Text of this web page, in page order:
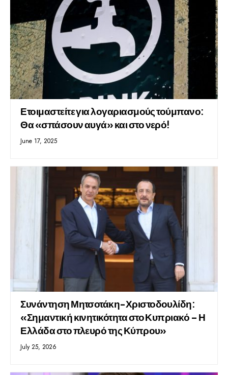
Ετοιμαστείτε για λογαριασμούς τούμπανο:
Θα «σπάσουν αυγά» και στο νερό!
June 17, 2025
Συνάντηση Μητσοτάκη-Χριστοδουλίδη:
«Σημαντική κινητικότητα στο Κυπριακό – Η
Ελλάδα στο πλευρό της Κύπρου»
July 25, 2026